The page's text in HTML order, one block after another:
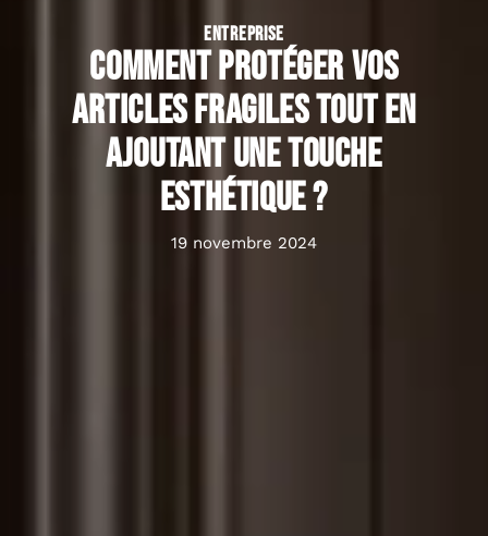
ENTREPRISE
Comment protéger vos
articles fragiles tout en
ajoutant une touche
esthétique ?
19 novembre 2024